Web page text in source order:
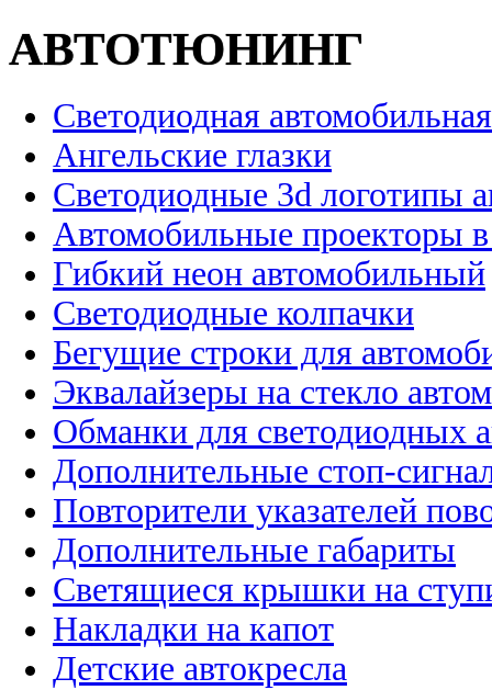
АВТОТЮНИНГ
Светодиодная
Ангельские глазки
Светодиодные 3d логотипы
Автомобильные проекторы
Гибкий неон автомобильный
Светодиодные колпачки
Бегущие строки для
Эквалайзеры на стекло
Обманки для светодиодных
Дополнительные стоп-
Повторители указателей
Дополнительные габариты
Светящиеся крышки на
Накладки на капот
Детские автокресла